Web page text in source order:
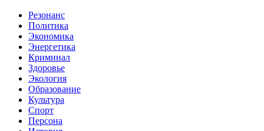
Резонанс
Политика
Экономика
Энергетика
Криминал
Здоровье
Экология
Образование
Культура
Спорт
Персона